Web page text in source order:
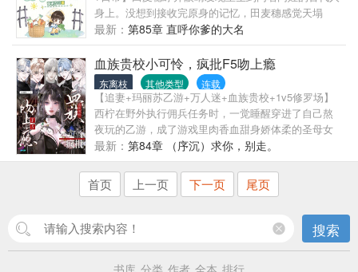
身上。没想到接收完原身的记忆，田麦穗感觉天塌
了！！！强势的爹，懦弱的娘，被宠坏的弟弟，田麦
穗以为这就是天崩开局了。她想到自己前世好不容易
排上全国富豪榜，可来到这里的第一天竟然就被原身
亲爹卖了。并且婆家还有死要面子强势的公公，对所
有人很强势但是惧怕公公的婆婆。全家供着读书的弟
弟，占便宜没够的妹妹。还有那个瘫痪在床三年老实
巴交的相公。前世意外得到的手镯竟然幻化成空间。
还不等田麦穗伸手大干一场，就直接被原身亲爹砸了
个半死送到了孟家。为了改变本来的人生轨迹，田麦
穗决定先攻略瘫痪多年的相公！后来...“我们说好和离
的。”“好，和离和离，别动胎气，生了这个孩子后就和
子，我在。我在。”
最新： 第85章 直呼你爹的大名
血族贵校小可怜，疯批F5吻上瘾
东离枝 其他类型 连载
【追妻+玛丽苏乙游+万人迷+血族贵校+1v5修罗场】
西柠在野外执行佣兵任务时，一觉睡醒穿进了自己熬
夜玩的乙游，成了游戏里肉香血甜身娇体柔的圣母女
主。游戏五个男主个个身高腿长，身材倍棒，帅气无
边，特殊cg也是十分的令人血脉喷张。但他们偏偏是
五个疯批，各种囚禁阴暗小连招西柠是敢看那是不敢
尝试啊！会死人的！想都没想西柠火速计划要跑路。
斯文败类F1温柔浅笑着用锁链锁住她的手脚：“阿柠不
乖，是要受到惩罚的~”桀骜不驯野犬F2狠狠扣住她的
腰肢嗓音沙哑欲浓：“招惹了我，就不要再想着逃跑
最新： 第84章 （序沉）求你，别走。
首页 上一页 下一页 尾页
搜索
书库 分类 作者 全本 排行